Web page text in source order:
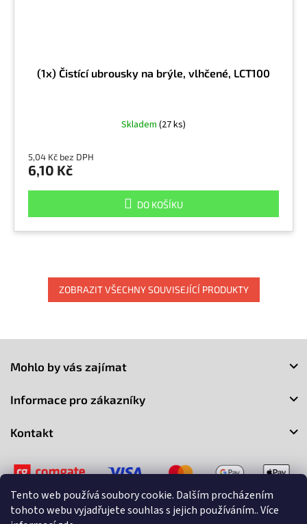
Tento web používá soubory cookie. Dalším procházením
tohoto webu vyjadřujete souhlas s jejich používáním.. Více
(1x) Čistící ubrousky na brýle, vlhčené, LCT100
Skladem (27 ks)
5,04 Kč bez DPH
6,10 Kč
DO KOŠÍKU
ZOBRAZIT VŠECHNY SOUVISEJÍCÍ PRODUKTY
Mohlo by vás zajímat
Informace pro zákazníky
Kontakt